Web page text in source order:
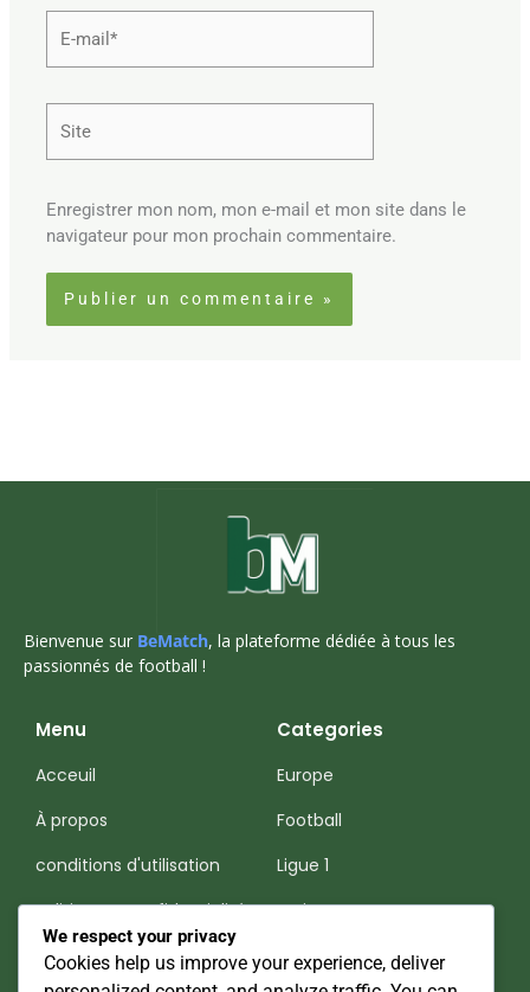
mail*
Enregistrer mon nom, mon e-mail et mon site dans le
navigateur pour mon prochain commentaire.
Bienvenue sur BeMatch, la plateforme dédiée à tous les
passionnés de football !
Menu
Acceuil
À propos
conditions d'utilisation
Politiques-Confidentialité
Categories
Europe
Football
Ligue 1
Serie A
Premier League
We respect your privacy
Cookies help us improve your experience, deliver